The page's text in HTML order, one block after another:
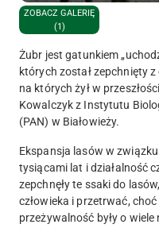
ZOBACZ GALERIĘ
(1)
Żubr jest gatunkiem
których został zepchnięty
na których żył w
Kowalczyk z Instytutu
(PAN) w Białowieży.
Ekspansja lasów w
tysiącami lat i działalność
zepchnęły te ssaki do
człowieka i przetrwać,
przeżywalność były o